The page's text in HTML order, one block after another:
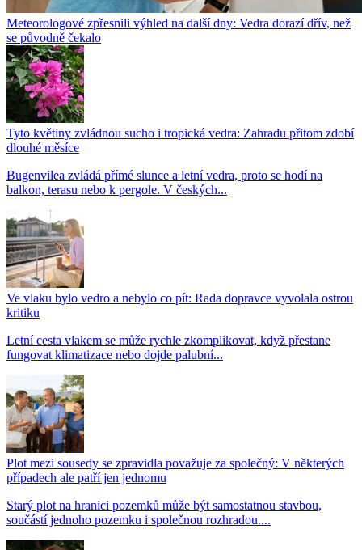
Meteorologové zpřesnili výhled na další dny: Vedra dorazí dřív, než
se původně čekalo
Tyto květiny zvládnou sucho i tropická vedra: Zahradu přitom zdobí
dlouhé měsíce
Bugenvilea zvládá přímé slunce a letní vedra, proto se hodí na
balkon, terasu nebo k pergole. V českých...
Ve vlaku bylo vedro a nebylo co pít: Rada dopravce vyvolala ostrou
kritiku
Letní cesta vlakem se může rychle zkomplikovat, když přestane
fungovat klimatizace nebo dojde palubní...
Plot mezi sousedy se zpravidla považuje za společný: V některých
případech ale patří jen jednomu
Starý plot na hranici pozemků může být samostatnou stavbou,
součástí jednoho pozemku i společnou rozhradou....